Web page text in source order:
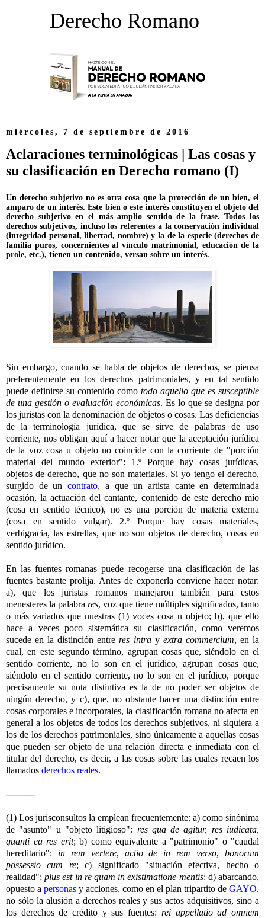
Derecho Romano
miércoles, 7 de septiembre de 2016
Aclaraciones terminológicas | Las cosas y
su clasificación en Derecho romano (I)
Un derecho subjetivo no es otra cosa que la protección de un bien, el
amparo de un interés. Este bien o este interés constituyen el objeto del
derecho subjetivo en el más amplio sentido de la frase. Todos los
derechos subjetivos, incluso los referentes a la conservación individual
(integridad personal, libertad, nombre) y la de la especie (derechos de
familia puros, concernientes al vínculo matrimonial, educación de la
prole, etc.), tienen un contenido, versan sobre un interés.
Sin embargo, cuando se habla de objetos de derechos, se piensa
preferentemente en los derechos patrimoniales, y en tal sentido
puede definirse su contenido como todo aquello que es susceptible
de una gestión o evaluación económicas. Es lo que se designa por
los juristas con la denominación de objetos o cosas. Las deficiencias
de la terminología jurídica, que se sirve de palabras de uso
corriente, nos obligan aquí a hacer notar que la aceptación jurídica
de la voz cosa u objeto no coincide con la corriente de "porción
material del mundo exterior": 1.º Porque hay cosas jurídicas,
objetos de derecho, que no son materiales. Si yo tengo el derecho,
surgido de uncontrato, a que un artista cante en determinada
ocasión, la actuación del cantante, contenido de este derecho mío
(cosa en sentido técnico), no es una porción de materia externa
(cosa en sentido vulgar). 2.º Porque hay cosas materiales,
verbigracia, las estrellas, que no son objetos de derecho, cosas en
sentido jurídico.
En las fuentes romanas puede recogerse una clasificación de las
fuentes bastante prolija. Antes de exponerla conviene hacer notar:
a), que los juristas romanos manejaron también para estos
menesteres la palabrares, voz que tiene múltiples significados, tanto
o más variados que nuestras (1) voces cosa u objeto; b), que ello
hace a veces poco sistemática su clasificación, como veremos
sucede en la distinción entreres intray extra commercium, en la
cual, en este segundo término, agrupan cosas que, siéndolo en el
sentido corriente, no lo son en el jurídico, agrupan cosas que,
siéndolo en el sentido corriente, no lo son en el jurídico, porque
precisamente su nota distintiva es la de no poder ser objetos de
ningún derecho, y c), que, no obstante hacer una distinción entre
cosas corporales e incorporales, la clasificación romana no afecta en
general a los objetos de todos los derechos subjetivos, ni siquiera a
los de los derechos patrimoniales, sino únicamente a aquellas cosas
que pueden ser objeto de una relación directa e inmediata con el
titular del derecho, es decir, a las cosas sobre las cuales recaen los
llamados derechos reales.
----------
(1) Los jurisconsultos la emplean frecuentemente: a) como sinónima
de "asunto" u "objeto litigioso": res qua de agitur, res iudicata,
quanti ea res erit; b) como equivalente a "patrimonio" o "caudal
hereditario": in rem vertere, actio de in rem verso,bonorum
possessio cum re; c) significado "situación efectiva, hecho o
realidad":plus est in re quam in existimatione mentis: d) abarcando,
opuesto a personas y acciones, como en el plan tripartito de GAYO,
no sólo la alusión a derechos reales y sus actos adquisitivos, sino a
los derechos de crédito y sus fuentes: rei appellatio ad omnem